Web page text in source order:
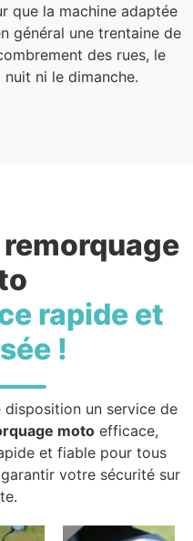
que la machine adaptée
général une trentaine de
des rues, le
nuit ni le dimanche.
rapide et
!
un service de
motoefficace,
et fiable pour tous
votre sécurité sur